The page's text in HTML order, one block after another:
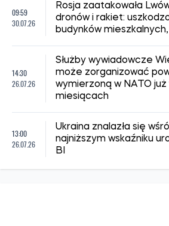
09:59
30.07.26
Rosja zaatakowała
dronów i rakiet:
budynków
14:30
26.07.26
Służby wywiadowcze
może zorganizować
wymierzoną w NATO
miesiącach
13:00
26.07.26
Ukraina znalazła się
najniższym wskaźniku
BI